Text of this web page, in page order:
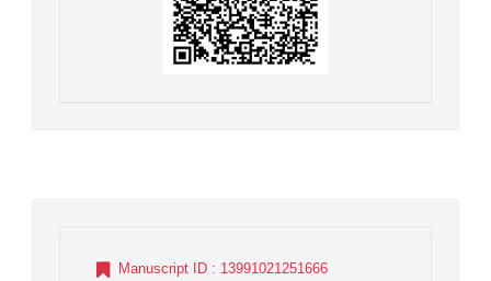
Manuscript ID : 13991021251666